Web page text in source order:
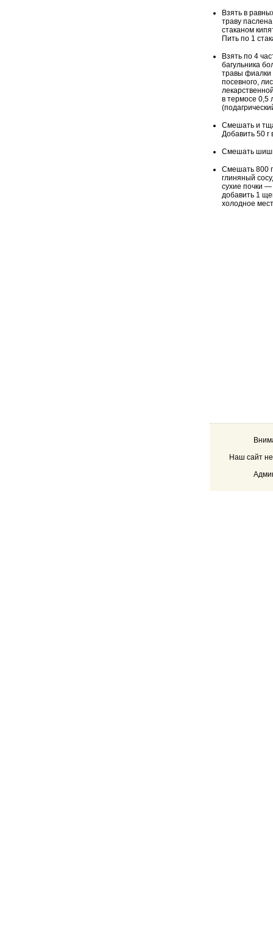
Взять в
траву
стаканом
Пить по 1
Взять по 4
багульника
травы фиалки
посевного,
в термосе 0,5
Смешать и
Добавить 50 г
Смешать
Смешать 800 г
глиняный
сухие почки —
добавить 1
холодное
Наш сайт